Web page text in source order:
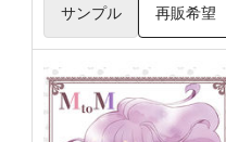
サンプル 再販希望